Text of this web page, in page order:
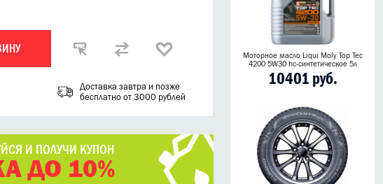
Доставка завтра и позже
бесплатно от 3000 рублей
И ПОЛУЧИ КУПОН
ДО 10%
Моторное масло Liqui Moly Top Tec
4200 5W30 hc-синтетическое 5л
10401 руб.